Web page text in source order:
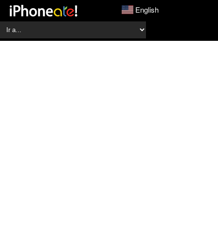
English